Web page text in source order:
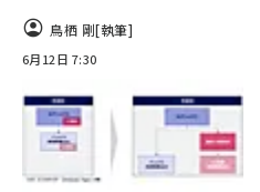
鳥栖 剛[執筆]
6月12日 7:30